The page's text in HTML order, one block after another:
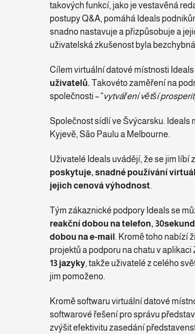
takových funkcí, jako je vestavěná
postupy Q&A, pomáhá Ideals
snadno nastavuje a přizpůsobuje a
uživatelská zkušenost byla
Cílem virtuální datové místnosti Ideals
uživatelů. Takovéto zaměření na
společnosti – “vytváření větší
Společnost sídlí ve Švýcarsku. Ideals
Kyjevě, São Paulu a Melbourne.
Uživatelé Ideals uvádějí, že se jim líbí
poskytuje, snadné používání
jejich cenová výhodnost.
Tým zákaznické podpory Ideals se
reakční dobou na telefon,
dobou na e-mail . Kromě toho nabízí
projektů a podporu na chatu v
13 jazyky, takže uživatelé z celého
jim pomoženo.
Kromě softwaru virtuální datové
softwarové řešení pro správu
zvýšit efektivitu zasedání